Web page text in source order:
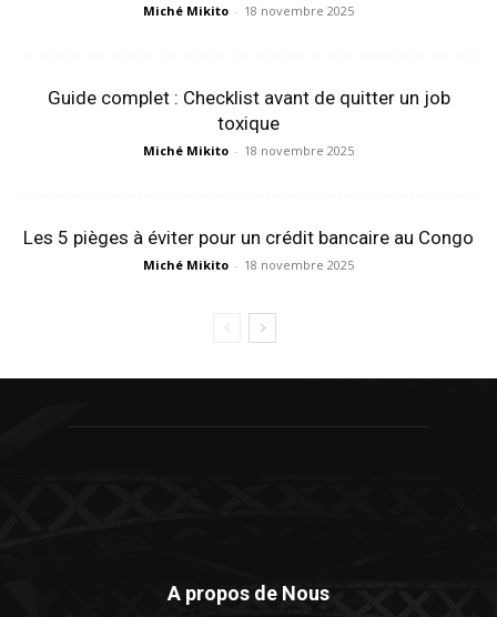
Miché Mikito - 18 novembre 2025
Guide complet : Checklist avant de quitter un job
toxique
Miché Mikito - 18 novembre 2025
Les 5 pièges à éviter pour un crédit bancaire au Congo
Miché Mikito - 18 novembre 2025
A propos de Nous